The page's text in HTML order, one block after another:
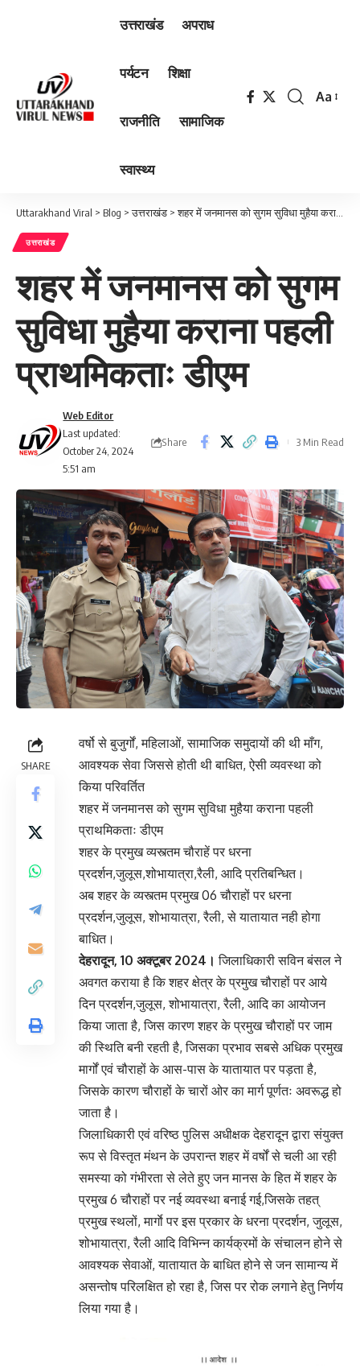
उत्तराखंड अपराध
पर्यटन शिक्षा
राजनीति सामाजिक
स्वास्थ्य
Font
Aa
Uttarakhand Viral > Blog >उत्तराखंड >शहर में जनमानस को सुगम सुविधा मुहैया कराना पहली प्राथमिकताः डीएम
उत्तराखंड
शहर में जनमानस को सुगम
सुविधा मुहैया कराना पहली
प्राथमिकताः डीएम
Last updated:
October 24, 2024
5:51 am
Web Editor
Share 3 Min Read
SHARE
वर्षो से बुजुर्गों, महिलाओं, सामाजिक समुदायों की थी माँग,
आवश्यक सेवा जिससे होती थी बाधित, ऐसी व्यवस्था को
किया परिवर्तित
शहर में जनमानस को सुगम सुविधा मुहैया कराना पहली
प्राथमिकताः डीएम
शहर के प्रमुख व्यस्त्तम चौराहें पर धरना
प्रदर्शन,जुलूस,शोभायात्रा,रैली, आदि प्रतिबन्धित।
अब शहर के व्यस्त्तम प्रमुख 06 चौराहों पर धरना
प्रदर्शन,जुलूस, शोभायात्रा, रैली, से यातायात नही होगा
बाधित।
देहरादून, 10 अक्टूबर 2024। जिलाधिकारी सविन बंसल ने
अवगत कराया है कि शहर क्षेत्र के प्रमुख चौराहों पर आये
दिन प्रदर्शन,जुलूस, शोभायात्रा, रैली, आदि का आयोजन
किया जाता है, जिस कारण शहर के प्रमुख चौराहों पर जाम
की स्थिति बनी रहती है, जिसका प्रभाव सबसे अधिक प्रमुख
मार्गों एवं चौराहों के आस-पास के यातायात पर पड़ता है,
जिसके कारण चौराहों के चारों ओर का मार्ग पूर्णतः अवरूद्ध हो
जाता है।
जिलाधिकारी एवं वरिष्ठ पुलिस अधीक्षक देहरादून द्वारा संयुक्त
रूप से विस्तृत मंथन के उपरान्त शहर में वर्षों से चली आ रही
समस्या को गंभीरता से लेते हुए जन मानस के हित में शहर के
प्रमुख 6 चौराहों पर नई व्यवस्था बनाई गई,जिसके तहत्
प्रमुख स्थलों, मार्गाे पर इस प्रकार के धरना प्रदर्शन, जुलूस,
शोभायात्रा, रैली आदि विभिन्न कार्यक्रमों के संचालन होने से
आवश्यक सेवाओं, यातायात के बाधित होने से जन सामान्य में
असन्तोष परिलक्षित हो रहा है, जिस पर रोक लगाने हेतु निर्णय
लिया गया है।